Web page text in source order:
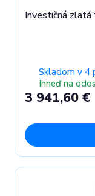
Investičná
Skladom v 4
Ihneď na
3 941,60 €